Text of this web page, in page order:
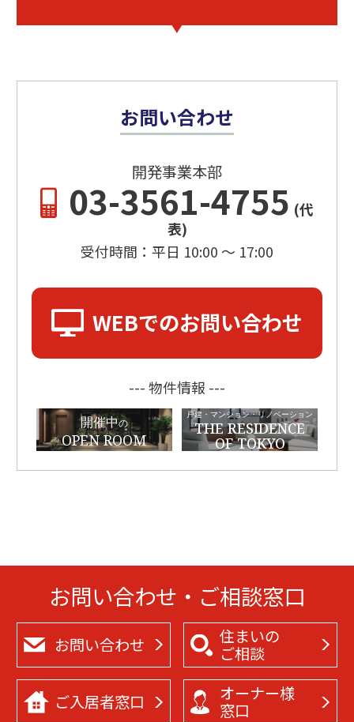
お問い合わせ
開発事業本部
03-3561-4755 (代
表)
受付時間：平日 10:00 ～ 17:00
WEBでのお問い合わせ
--- 物件情報 ---
開催中の
OPEN ROOM
戸建・マンション・リノベーション
THE RESIDENCE
OF TOKYO
お問い合わせ・ご相談窓口
お問い合わせ 住まいの
ご相談
ご入居者窓口 オーナー様
窓口